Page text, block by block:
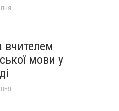
вчителем
мови у